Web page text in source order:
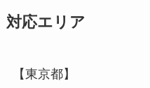
対応エリア
【東京都】